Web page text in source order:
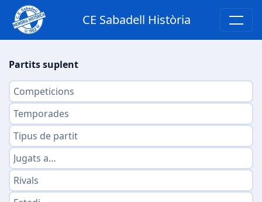
CE Sabadell Història
Partits suplent